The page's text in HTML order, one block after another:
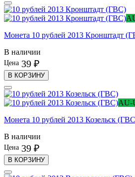
Монета 10 рублей 2013 Кронштадт
В наличии
Цена 39 ₽
В КОРЗИНУ
AU-
Монета 10 рублей 2013 Козельск
В наличии
Цена 39 ₽
В КОРЗИНУ